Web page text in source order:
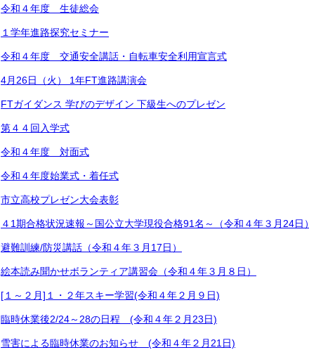
令和４年度 生徒総会
１学年進路探究セミナー
令和４年度 交通安全講話・自転車安全利用宣言式
4月26日（火） 1年FT進路講演会
FTガイダンス 学びのデザイン 下級生へのプレゼン
第４４回入学式
令和４年度 対面式
令和４年度始業式・着任式
市立高校プレゼン大会表彰
４1期合格状況速報～国公立大学現役合格91名～（令和４年３月24日）
避難訓練/防災講話（令和４年３月17日）
絵本読み聞かせボランティア講習会（令和４年３月８日）
[１～２月]１・２年スキー学習(令和４年２月９日)
臨時休業後2/24～28の日程 (令和４年２月23日)
雪害による臨時休業のお知らせ (令和４年２月21日)